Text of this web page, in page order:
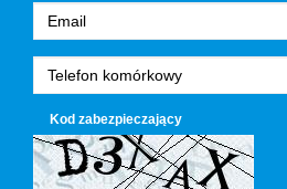
Kod zabezpieczający